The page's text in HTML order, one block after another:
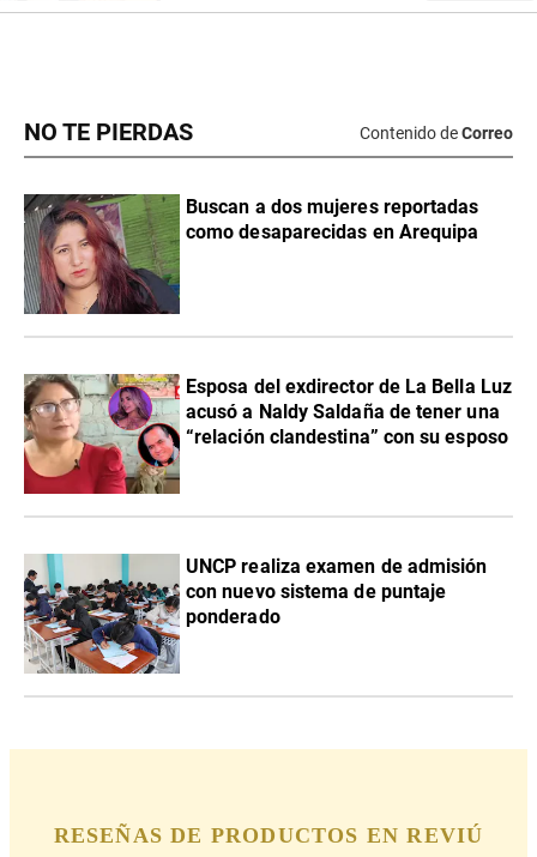
NO TE PIERDAS Contenido deCorreo
Buscan a dos mujeres reportadas
como desaparecidas en Arequipa
Esposa del exdirector de La Bella Luz
acusó a Naldy Saldaña de tener una
“relación clandestina” con su esposo
UNCP realiza examen de admisión
con nuevo sistema de puntaje
ponderado